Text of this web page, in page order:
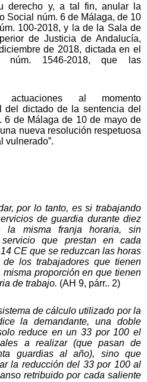
derecho y, a tal fin, anular la
Social núm. 6 de Málaga, de 10
100-2018, y la de la Sala de
de Justicia de Andalucía,
de 2018, dictada en el
núm. 1546-2018, que las
al momento
del dictado de la sentencia del
6 de Málaga de 10 de mayo de
nueva resolución respetuosa
vulnerado”.
por lo tanto, es si trabajando
de guardia durante diez
la misma franja horaria, sin
que prestan en cada
CE que se reduzcan las horas
los trabajadores que tienen
proporción en que tienen
de trabajo. (AH 9, párr.. 2)
de cálculo utilizado por la
la demandante, una doble
reduce en un 33 por 100 el
a realizar (que pasan de
guardias al año), sino que
la reducción del 33 por 100 al
retribuido por cada saliente